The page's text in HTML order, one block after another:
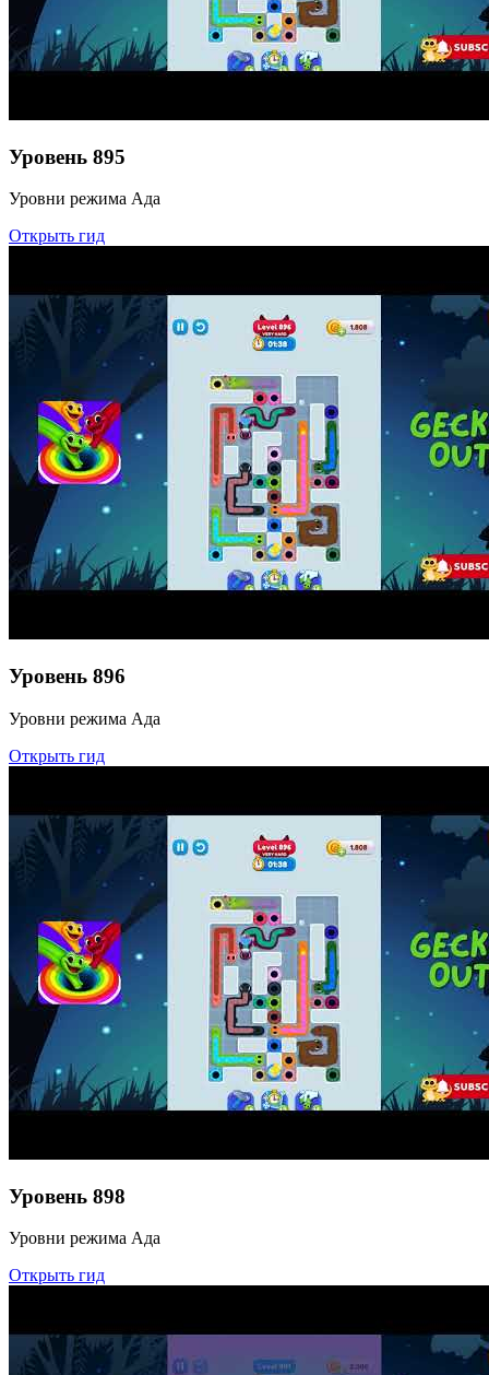
Уровень 895
Уровни режима Ада
Открыть гид
Уровень 896
Уровни режима Ада
Открыть гид
Уровень 898
Уровни режима Ада
Открыть гид